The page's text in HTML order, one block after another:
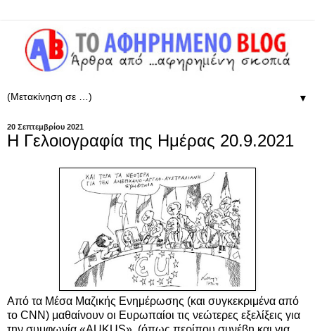
▼
20 Σεπτεμβρίου 2021
Η Γελοιογραφία της Ημέρας 20.9.2021
Από τα Μέσα Μαζικής Ενημέρωσης (και συγκεκριμένα από
το CNN) μαθαίνουν οι Ευρωπαίοι τις νεώτερες εξελίξεις για